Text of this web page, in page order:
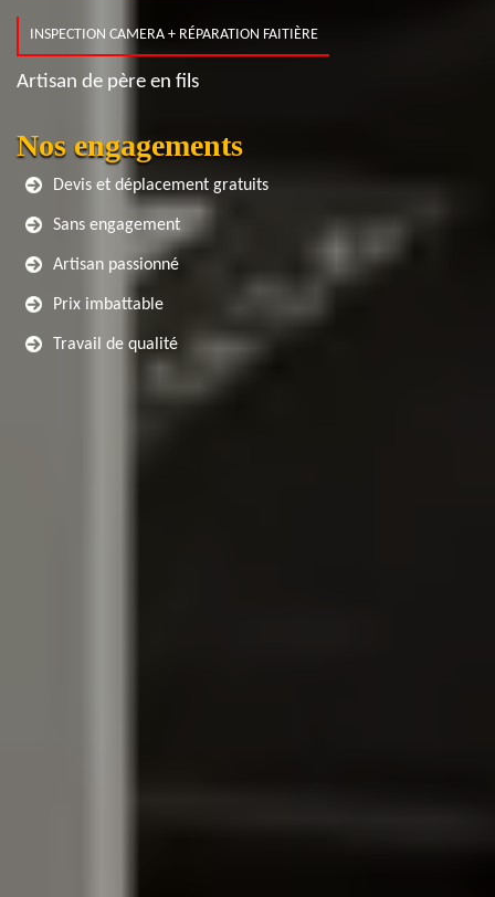
INSPECTION CAMERA + RÉPARATION FAITIÈRE
Artisan de père en fils
Nos engagements
Devis et déplacement gratuits
Sans engagement
Artisan passionné
Prix imbattable
Travail de qualité